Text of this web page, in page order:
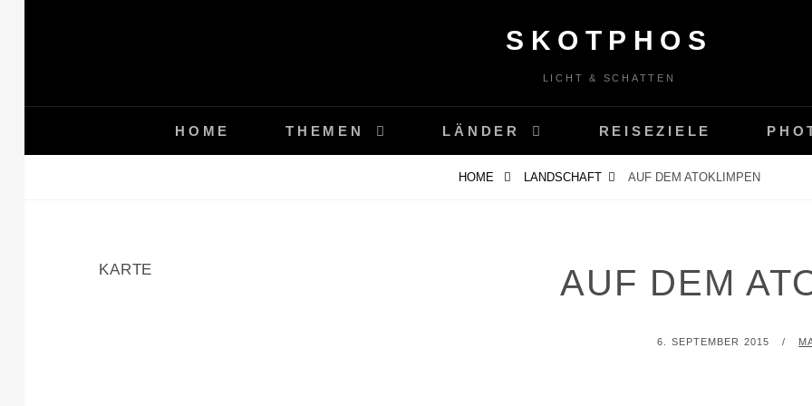
SKOTPHOS
LICHT & SCHATTEN
HOME THEMEN LÄNDER REISEZIELE
HOME LANDSCHAFT AUF DEM ATOKLIMPEN
AUF DEM
POSTED
6. SEPTEMBER 2015 BY
KARTE